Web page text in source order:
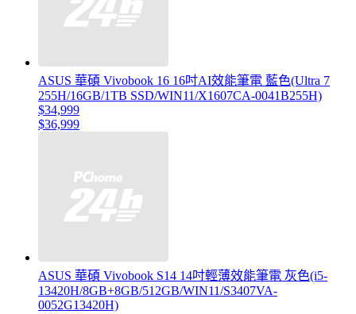
ASUS 華碩 Vivobook 16 16吋AI效能筆電 藍色(Ultra 7
255H/16GB/1TB SSD/WIN11/X1607CA-0041B255H)
$34,999
$36,999
ASUS 華碩 Vivobook S14 14吋輕薄效能筆電 灰色(i5-
13420H/8GB+8GB/512GB/WIN11/S3407VA-
0052G13420H)